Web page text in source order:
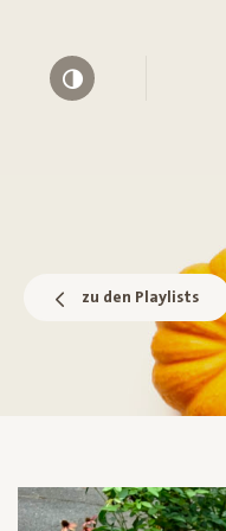
zu den Playlists